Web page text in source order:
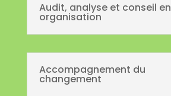
Audit, analyse et conseil en
organisation
Accompagnement du
changement